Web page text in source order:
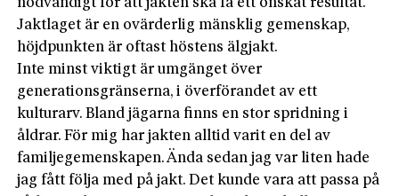
nödvändigt för att jakten ska få ett önskat resultat.
Jaktlaget är en ovärderlig mänsklig gemenskap,
höjdpunkten är oftast höstens älgjakt.
Inte minst viktigt är umgänget över
generationsgränserna, i överförandet av ett
kulturarv. Bland jägarna finns en stor spridning i
åldrar. För mig har jakten alltid varit en del av
familjegemenskapen. Ända sedan jag var liten hade
jag fått följa med på jakt. Det kunde vara att passa på